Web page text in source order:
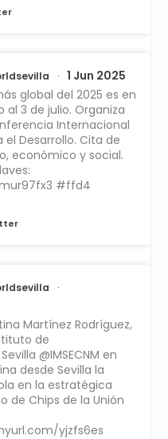
·
1 Jun 2025
global del 2025 es en
al 3 de julio. Organiza
Internacional
Desarrollo. Cita de
económico y social.
#ffd4
·
Martínez Rodríguez,
de
@IMSECNM en
desde Sevilla la
en la estratégica
de Chips de la Unión
yjzfs6es